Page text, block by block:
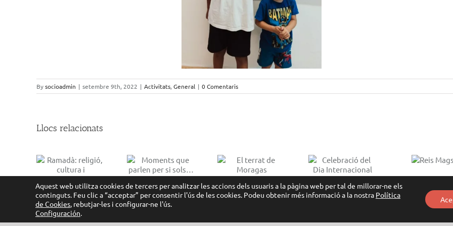
Bysocioadmin | setembre 9th, 2022 | Activitats, General | 0 Comentaris
Llocs relacionats
Moments que
parlen per si
sols…
El terrat de
Moragas
Dia
Internacional
Tallers per la
Igualtat i el
Aquest web utilitza cookies de tercers per analitzar les accions dels usuaris a la pàgina web per tal de millorar-ne els
continguts. Feu clic a “acceptar” per consentir l'ús de les cookies. Podeu obtenir més informació a la nostra Política
de Cookies, rebutjar-les i configurar-ne l'ús.
Configuración.